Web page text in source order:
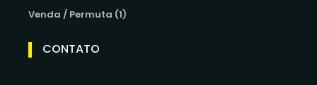
Venda / Permuta (1)
CONTATO